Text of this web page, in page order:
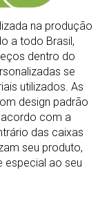
na produção
a todo Brasil,
dentro do
se
utilizados. As
design padrão
com a
das caixas
seu produto,
especial ao seu